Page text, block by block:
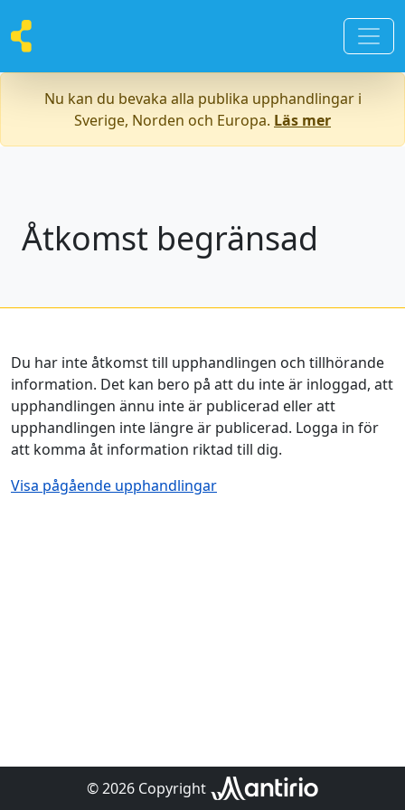
Nu kan du bevaka alla publika upphandlingar i
Sverige, Norden och Europa. Läs mer
Åtkomst begränsad
Du har inte åtkomst till upphandlingen och tillhörande
information. Det kan bero på att du inte är inloggad, att
upphandlingen ännu inte är publicerad eller att
upphandlingen inte längre är publicerad. Logga in för
att komma åt information riktad till dig.
Visa pågående upphandlingar
© 2026 Copyright